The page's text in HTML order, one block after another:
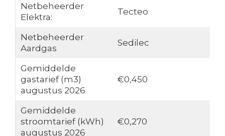
Netbeheerder
Elektra:
Tecteo
Netbeheerder
Aardgas
Sedilec
Gemiddelde
gastarief (m3)
augustus 2026
€0,450
Gemiddelde
stroomtarief (kWh)
augustus 2026
€0,270